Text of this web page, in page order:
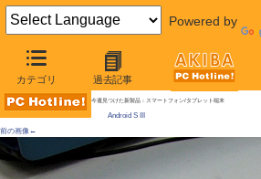
Powered by
カテゴリ 過去記事
AKIBA PC Hotline!
[拡大画像]“ニセGALAXY S III”が登場、パッケージ
今週見つけた新製品：スマートフォン/タブレット端末
Android S III
前の画像←